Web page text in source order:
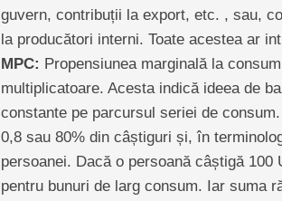
guvern, contribuții la export, etc. , sau,
la producători interni. Toate acestea ar
MPC: Propensiunea marginală la
multiplicatoare. Acesta indică ideea de
constante pe parcursul seriei de
0,8 sau 80% din câștiguri și, în
persoanei. Dacă o persoană câștigă
pentru bunuri de larg consum. Iar suma